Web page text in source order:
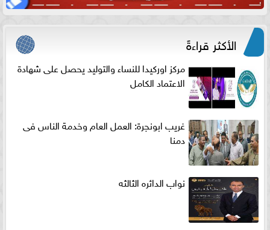
الأكثر قراءةً
مركز اوركيدا للنساء والتوليد يحصل على شهادة
الاعتماد الكامل
غريب ابونجرة: العمل العام وخدمة الناس فى
دمنا
نواب الدائره الثالثه